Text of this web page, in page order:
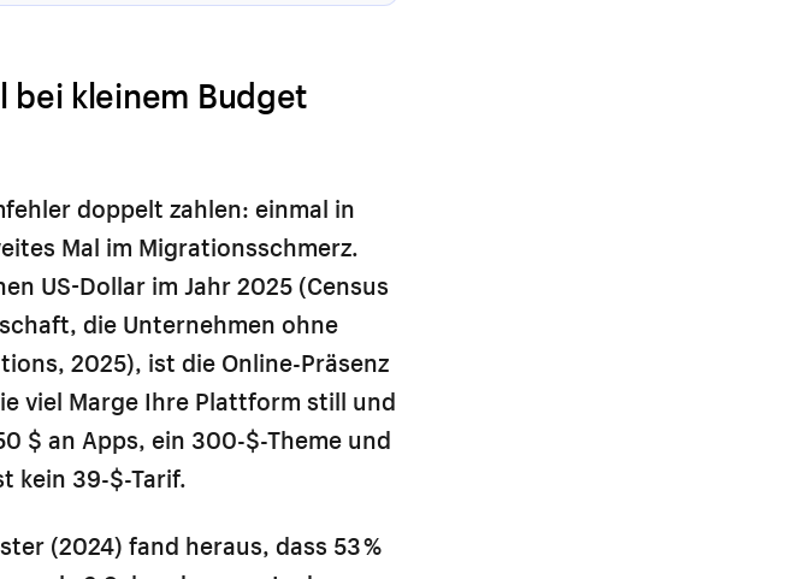
bei kleinem Budget
doppelt zahlen: einmal in
Mal im Migrationsschmerz.
US-Dollar im Jahr 2025 (Census
die Unternehmen ohne
2025), ist die Online-Präsenz
viel Marge Ihre Plattform still und
$ an Apps, ein 300-$-Theme und
kein 39-$-Tarif.
(2024) fand heraus, dass 53 %